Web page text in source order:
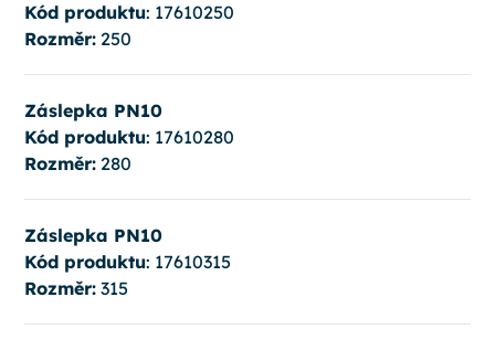
Kód produktu: 17610250
Rozměr:250
Záslepka PN10
Kód produktu: 17610280
Rozměr:280
Záslepka PN10
Kód produktu: 17610315
Rozměr:315